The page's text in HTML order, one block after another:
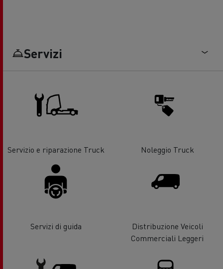
Servizi
Servizio e riparazione Truck Noleggio Truck
Servizi di guida
Distribuzione Veicoli
Commerciali Leggeri